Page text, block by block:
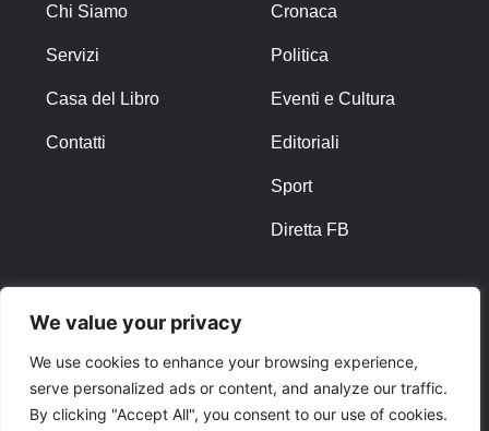
We value your privacy
We use cookies to enhance your browsing experience,
serve personalized ads or content, and analyze our traffic.
By clicking "Accept All", you consent to our use of cookies.
Chi Siamo
Servizi
Casa del Libro
Contatti
Cronaca
Politica
Eventi e Cultura
Editoriali
Sport
Diretta FB
Privacy Policy